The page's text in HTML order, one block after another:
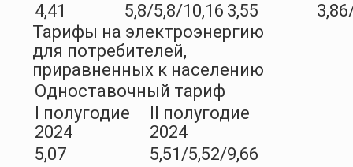
4,41
5,8/5,8/10,16 3,55
Тарифы на электроэнергию
для потребителей,
приравненных к населению
Одноставочный тариф
I полугодие
2024
II полугодие
2024
5,07
5,51/5,52/9,66